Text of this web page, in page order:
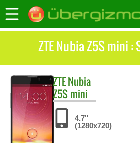
ZTE Nubia Z5S mini
ZTENubia
Z5S mini
4.7"
(1280x720)